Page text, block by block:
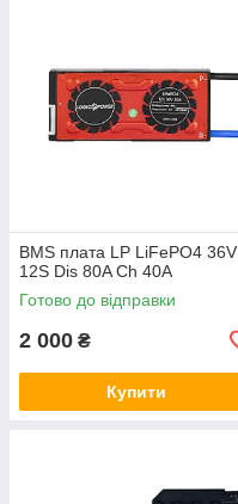
BMS плата LP LiFePO4 36V
12S Dis 80A Ch 40A
Готово до відправки
2 000 ₴
Купити